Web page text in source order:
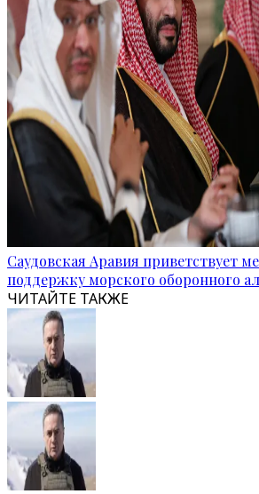
Саудовская Аравия приветствует
поддержку морского оборонного
ЧИТАЙТЕ ТАКЖЕ